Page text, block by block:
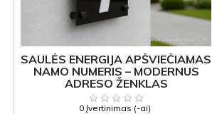
SAULĖS ENERGIJA APŠVIEČIAMAS
NAMO NUMERIS – MODERNUS
ADRESO ŽENKLAS
0 Įvertinimas (-ai)